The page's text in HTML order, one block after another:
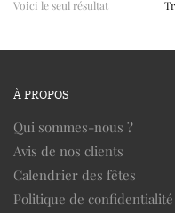
Voici le seul résultat
À PROPOS
Qui sommes-nous ?
Avis de nos clients
Calendrier des fêtes
Politique de confidentialité